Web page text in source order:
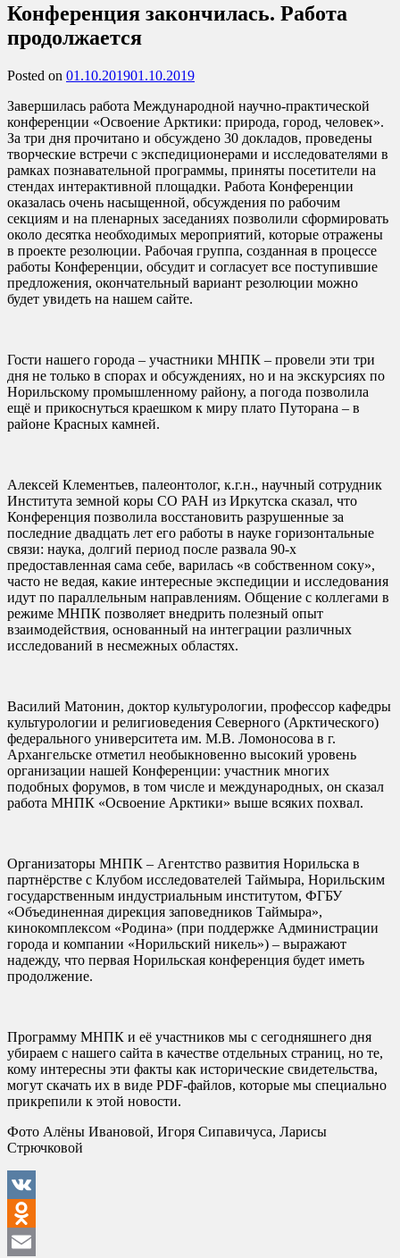
Конференция закончилась. Работа
продолжается
Posted on 01.10.201901.10.2019
Завершилась работа Международной научно-практической
конференции «Освоение Арктики: природа, город, человек».
За три дня прочитано и обсуждено 30 докладов, проведены
творческие встречи с экспедиционерами и исследователями в
рамках познавательной программы, приняты посетители на
стендах интерактивной площадки. Работа Конференции
оказалась очень насыщенной, обсуждения по рабочим
секциям и на пленарных заседаниях позволили сформировать
около десятка необходимых мероприятий, которые отражены
в проекте резолюции. Рабочая группа, созданная в процессе
работы Конференции, обсудит и согласует все поступившие
предложения, окончательный вариант резолюции можно
будет увидеть на нашем сайте.
Гости нашего города – участники МНПК – провели эти три
дня не только в спорах и обсуждениях, но и на экскурсиях по
Норильскому промышленному району, а погода позволила
ещё и прикоснуться краешком к миру плато Путорана – в
районе Красных камней.
Алексей Клементьев, палеонтолог, к.г.н., научный сотрудник
Института земной коры СО РАН из Иркутска сказал, что
Конференция позволила восстановить разрушенные за
последние двадцать лет его работы в науке горизонтальные
связи: наука, долгий период после развала 90-х
предоставленная сама себе, варилась «в собственном соку»,
часто не ведая, какие интересные экспедиции и исследования
идут по параллельным направлениям. Общение с коллегами в
режиме МНПК позволяет внедрить полезный опыт
взаимодействия, основанный на интеграции различных
исследований в несмежных областях.
Василий Матонин, доктор культурологии, профессор кафедры
культурологии и религиоведения Северного (Арктического)
федерального университета им. М.В. Ломоносова в г.
Архангельске отметил необыкновенно высокий уровень
организации нашей Конференции: участник многих
подобных форумов, в том числе и международных, он сказал
работа МНПК «Освоение Арктики» выше всяких похвал.
Организаторы МНПК – Агентство развития Норильска в
партнёрстве с Клубом исследователей Таймыра, Норильским
государственным индустриальным институтом, ФГБУ
«Объединенная дирекция заповедников Таймыра»,
кинокомплексом «Родина» (при поддержке Администрации
города и компании «Норильский никель») – выражают
надежду, что первая Норильская конференция будет иметь
продолжение.
Программу МНПК и её участников мы с сегодняшнего дня
убираем с нашего сайта в качестве отдельных страниц, но те,
кому интересны эти факты как исторические свидетельства,
могут скачать их в виде PDF-файлов, которые мы специально
прикрепили к этой новости.
Фото Алёны Ивановой, Игоря Сипавичуса, Ларисы
Стрючковой
VK
Odnoklassniki